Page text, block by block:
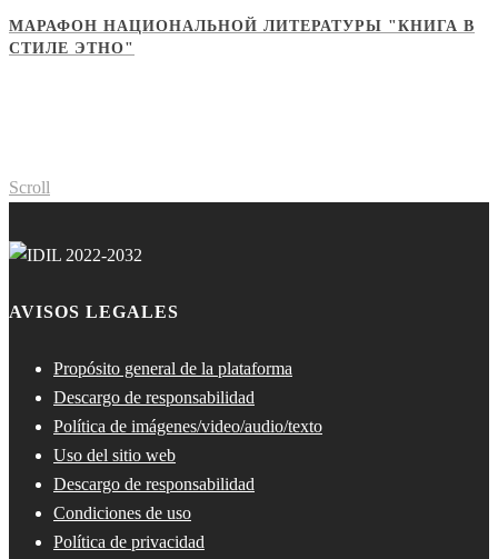
МАРАФОН НАЦИОНАЛЬНОЙ ЛИТЕРАТУРЫ "КНИГА В
СТИЛЕ ЭТНО"
Scroll
AVISOS LEGALES
Propósito general de la plataforma
Descargo de responsabilidad
Política de imágenes/video/audio/texto
Uso del sitio web
Descargo de responsabilidad
Condiciones de uso
Política de privacidad